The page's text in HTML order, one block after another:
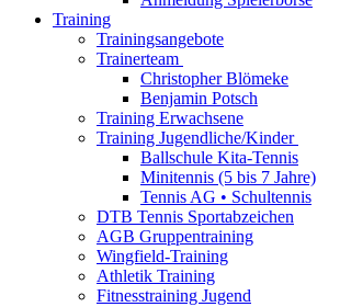
Training
Trainingsangebote
Trainerteam
Christopher Blömeke
Benjamin Potsch
Training Erwachsene
Training Jugendliche/Kinder
Ballschule Kita-Tennis
Minitennis (5 bis 7 Jahre)
Tennis AG • Schultennis
DTB Tennis Sportabzeichen
AGB Gruppentraining
Wingfield-Training
Athletik Training
Fitnesstraining Jugend